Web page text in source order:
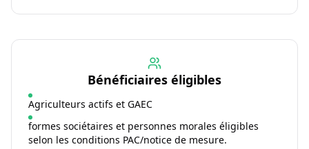
Bénéficiaires éligibles
Agriculteurs actifs et GAEC
formes sociétaires et personnes morales éligibles
selon les conditions PAC/notice de mesure.